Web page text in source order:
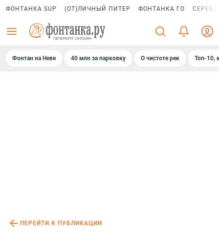
ФОНТАНКА SUP (ОТ)ЛИЧНЫЙ ПИТЕР ФОНТАНКА ГО
Фонтан на Неве 40 млн за парковку О чистоте рек Топ-10,
ПЕРЕЙТИ К ПУБЛИКАЦИИ